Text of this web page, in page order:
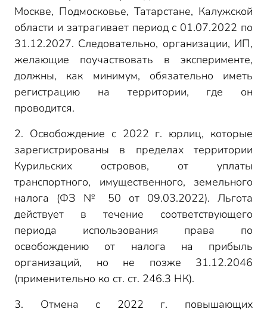
Москве, Подмосковье, Татарстане, Калужской
области и затрагивает период с 01.07.2022 по
31.12.2027. Следовательно, организации, ИП,
желающие поучаствовать в эксперименте,
должны, как минимум, обязательно иметь
регистрацию на территории, где он
проводится.
2. Освобождение с 2022 г. юрлиц, которые
зарегистрированы в пределах территории
Курильских островов, от уплаты
транспортного, имущественного, земельного
налога (ФЗ № 50 от 09.03.2022). Льгота
действует в течение соответствующего
периода использования права по
освобождению от налога на прибыль
организаций, но не позже 31.12.2046
(применительно ко ст. ст. 246.3 НК).
3. Отмена с 2022 г. повышающих